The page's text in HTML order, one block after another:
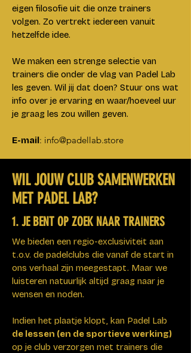
eigen filosofie uit die onze trainers
volgen. Zo vertrekt iedereen vanuit
hetzelfde idee.
We maken een strenge selectie van
trainers die onder de vlag van Padel Lab
les geven. Wil jij dat doen? Stuur ons wat
info over je ervaring en waar/hoeveel uur
je graag les zou willen geven.
E-mail: info@padellab.store
WIL JOUW CLUB SAMENWERKEN
MET PADEL LAB?
1. JE BENT OP ZOEK NAAR TRAINERS
We bieden een regio-exclusiviteit aan
t.o.v. de padelclubs die vanaf de start ​in
ons verhaal zijn meegestapt. Maar we
luisteren natuurlijk altijd graag naar je
wensen en noden.
Indien het plaatje klopt, kan Padel Lab
de lessen (en de sportieve werking)
op je club verzorgen met trainers die